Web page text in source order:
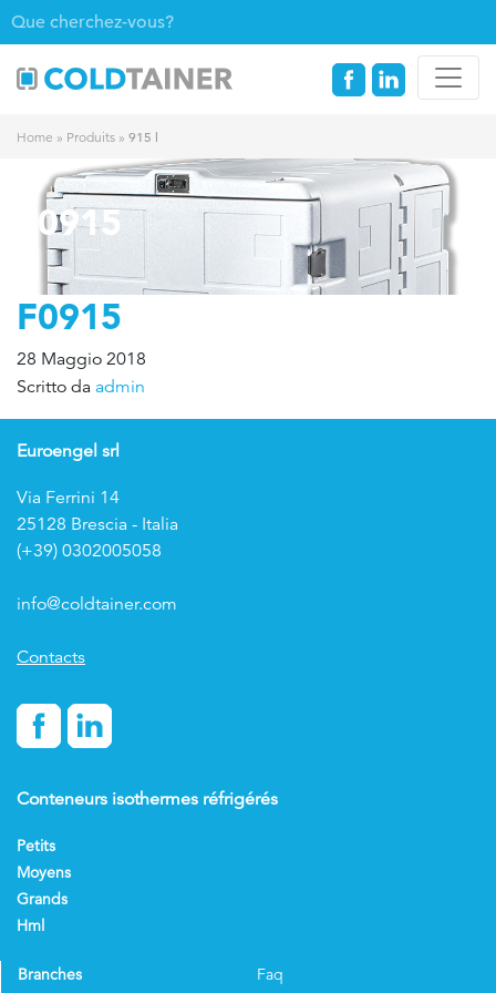
Home » Produits » 915 l
F0915
F0915
28 Maggio 2018
Scritto da admin
Euroengel srl
Via Ferrini 14
25128 Brescia - Italia
(+39) 0302005058
info@coldtainer.com
Contacts
Conteneurs isothermes réfrigérés
Petits
Moyens
Grands
Hml
Branches
Faq